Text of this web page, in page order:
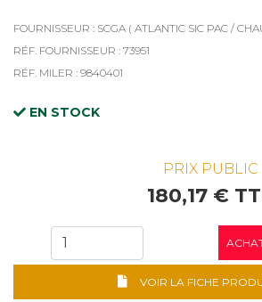
FOURNISSEUR : SCGA ( ATLANTIC SIC PAC /
RÉF. FOURNISSEUR : 73951
RÉF. MILER : 9840401
EN STOCK
PRIX PUBLIC
180,17 €
VOIR LA FICHE